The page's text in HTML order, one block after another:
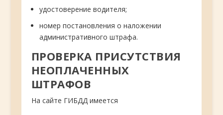
удостоверение водителя;
номер постановления о наложении
административного штрафа.
ПРОВЕРКА ПРИСУТСТВИЯ
НЕОПЛАЧЕННЫХ
ШТРАФОВ
На сайте ГИБДД имеется